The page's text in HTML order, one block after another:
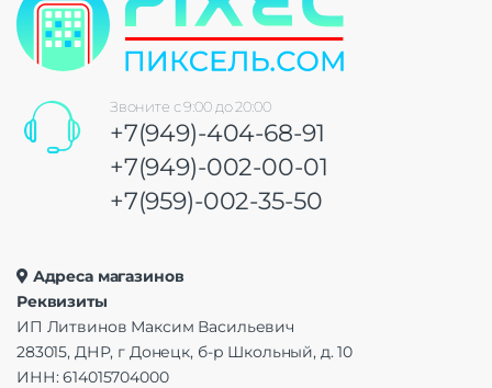
Звоните с 9:00 до 20:00
+7(949)-404-68-91
+7(949)-002-00-01
+7(959)-002-35-50
Адреса магазинов
Реквизиты
ИП Литвинов Максим Васильевич
283015, ДНР, г Донецк, б-р Школьный, д. 10
ИНН: 614015704000